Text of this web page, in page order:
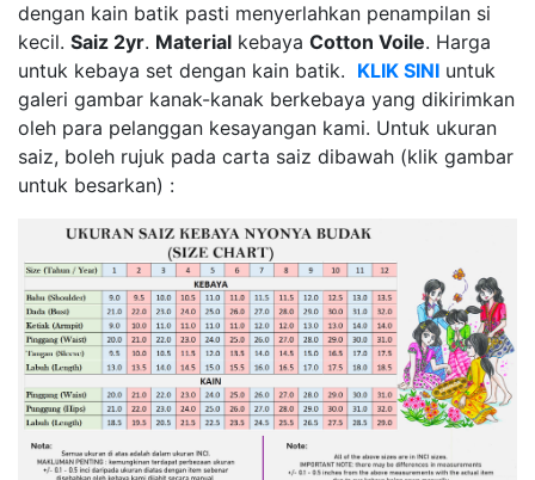
dengan kain batik pasti menyerlahkan penampilan si
kecil. Saiz 2yr. Material kebaya Cotton Voile. Harga
untuk kebaya set dengan kain batik. KLIK SINI untuk
galeri gambar kanak-kanak berkebaya yang dikirimkan
oleh para pelanggan kesayangan kami. Untuk ukuran
saiz, boleh rujuk pada carta saiz dibawah (klik gambar
untuk besarkan) :